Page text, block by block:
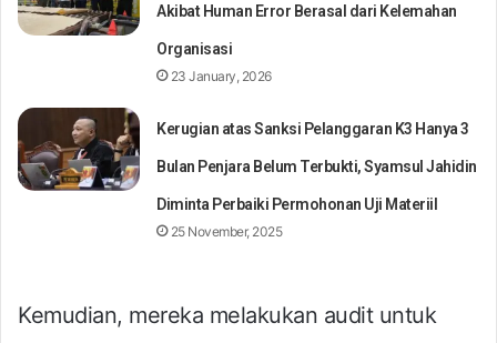
Akibat Human Error Berasal dari Kelemahan
Organisasi
23 January, 2026
Kerugian atas Sanksi Pelanggaran K3 Hanya 3
Bulan Penjara Belum Terbukti, Syamsul Jahidin
Diminta Perbaiki Permohonan Uji Materiil
25 November, 2025
Kemudian, mereka melakukan audit untuk